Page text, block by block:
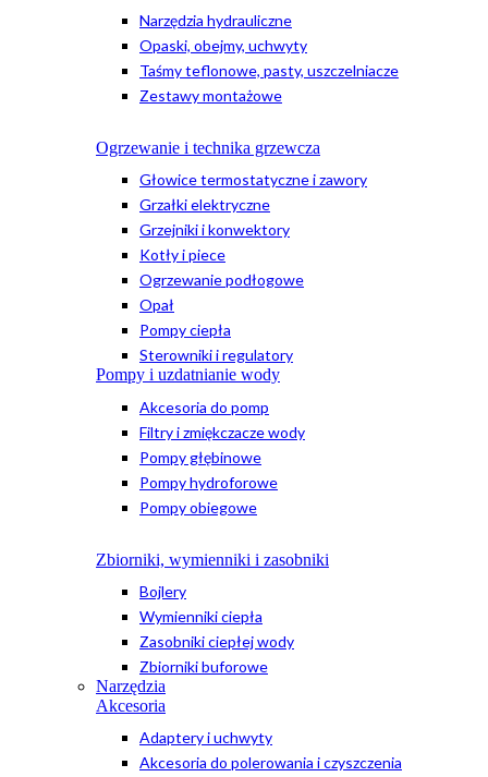
Narzędzia hydrauliczne
Opaski, obejmy, uchwyty
Taśmy teflonowe, pasty, uszczelniacze
Zestawy montażowe
Ogrzewanie i technika grzewcza
Głowice termostatyczne i zawory
Grzałki elektryczne
Grzejniki i konwektory
Kotły i piece
Ogrzewanie podłogowe
Opał
Pompy ciepła
Sterowniki i regulatory
Pompy i uzdatnianie wody
Akcesoria do pomp
Filtry i zmiękczacze wody
Pompy głębinowe
Pompy hydroforowe
Pompy obiegowe
Zbiorniki, wymienniki i zasobniki
Bojlery
Wymienniki ciepła
Zasobniki ciepłej wody
Zbiorniki buforowe
Narzędzia
Akcesoria
Adaptery i uchwyty
Akcesoria do polerowania i czyszczenia